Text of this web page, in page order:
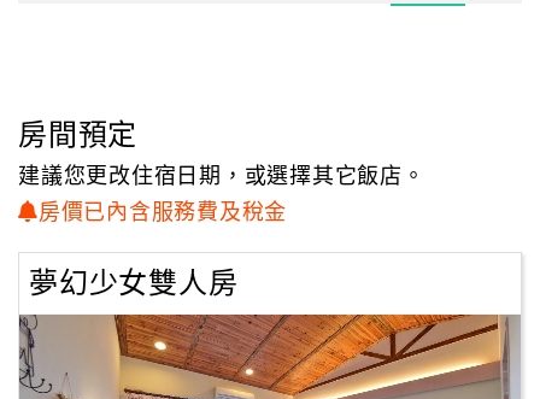
地
圖
顧
務
顧
房間預定
建議您更改住宿日期，或選擇其它飯店。
房價已內含服務費及稅金
夢幻少女雙人房